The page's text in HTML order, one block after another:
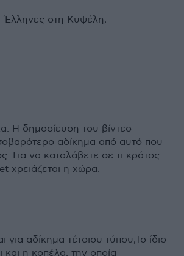
στη Κυψέλη;
Η δημοσίευση του βίντεο
αδίκημα από αυτό που
Για να καταλάβετε σε τι κράτος
χρειάζεται η χώρα.
για αδίκημα τέτοιου τύπου;Το ίδιο
και η κοπέλα, την οποία